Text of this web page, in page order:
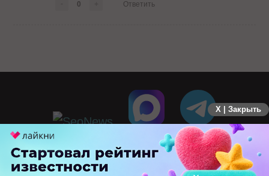
0 Ответить
X | Закрыть
ПЕРЕЙТИ НА ПОЛНУЮ ВЕРСИЮ
© SEOnews.ru Все права защищены. 2026